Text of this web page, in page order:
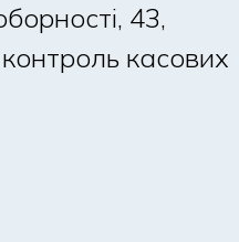
43,
касових